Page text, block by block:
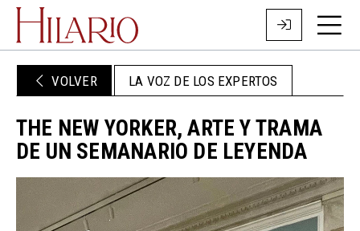
VOLVER LA VOZ DE LOS EXPERTOS
THE NEW YORKER, ARTE Y TRAMA
DE UN SEMANARIO DE LEYENDA